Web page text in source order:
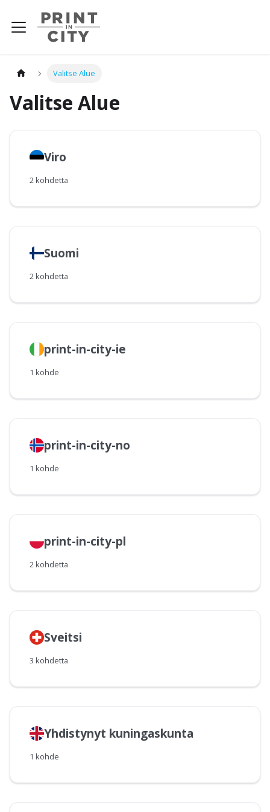
Valitse Alue
Valitse Alue
Viro
2 kohdetta
Suomi
2 kohdetta
print-in-city-ie
1 kohde
print-in-city-no
1 kohde
print-in-city-pl
2 kohdetta
Sveitsi
3 kohdetta
Yhdistynyt kuningaskunta
1 kohde